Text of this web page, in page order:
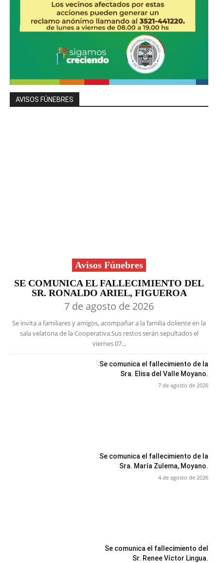
AVISOS FÚNEBRES
Avisos Fúnebres
SE COMUNICA EL FALLECIMIENTO DEL
SR. RONALDO ARIEL, FIGUEROA
7 de agosto de 2026
Se invita a familiares y amigos, acompañar a la familia doliente en la
sala velatoria de la Cooperativa.Sus restos serán sepultados el
viernes 07...
Se comunica el fallecimiento de la
Sra. Elisa del Valle Moyano.
7 de agosto de 2026
Se comunica el fallecimiento de la
Sra. María Zulema, Moyano.
4 de agosto de 2026
Se comunica el fallecimiento del
Sr. Renee Víctor Lingua.